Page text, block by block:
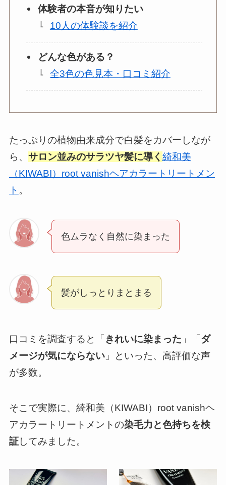
体験者の本音が知りたい
10人の体験談を紹介
どんな色がある？
全3色の色見本・口コミ紹介
たっぷりの植物由来成分で白髪をカバーしなが
ら、 サロン並みのサラツヤ髪に導く 綺和美
（KIWABI）root vanishヘアカラートリートメン
ト 。
色ムラなく自然に染まった
髪がしっとりまとまる
口コミを調査すると「 きれいに染まった 」「ダ
メージが気にならない」といった、高評価な声
が多数。
そこで実際に、綺和美（KIWABI）root vanishヘ
アカラートリートメントの染毛力と色持ちを検
証してみました。